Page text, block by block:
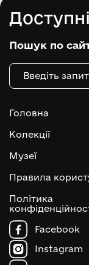
Пошук по
Головна
Колекції
Музеї
Правила
Політика
Facebook
Instagram